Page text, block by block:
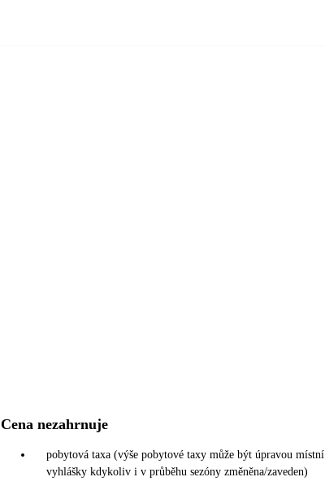
Cena nezahrnuje
pobytová taxa (výše pobytové taxy může být úpravou místní
vyhlášky kdykoliv i v průběhu sezóny změněna/zaveden)